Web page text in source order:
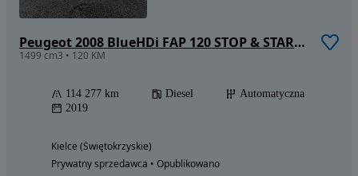
Peugeot 2008 BlueHDi FAP 120 STOP & START EAT6 Crossway
1499 cm3 • 120 KM
114 277 km Diesel
Automatyczna
2019
Kielce (Świętokrzyskie)
Prywatny sprzedawca • Opublikowano